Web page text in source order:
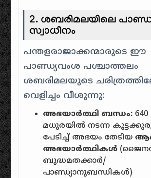
2. ശബരിമലയിലെ
സ്വാധീനം
പന്തളരാജാക്കന്മാരുടെ ഈ
പാണ്ഡ്യവംശ പശ്ചാത്തലം
ശബരിമലയുടെ
വെളിച്ചം വീശുന്നു:
അഭയാർത്ഥി ബന്ധം:
മധുരയിൽ നടന്ന
പേടിച്ച് അഭയം തേടിയ
അഭയാർത്ഥികൾ
ബുദ്ധമതക്കാർ/
പാണ്ഡ്യാനുബന്ധികൾ)